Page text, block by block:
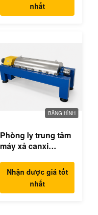
nhất
BĂNG HÌNH
Phòng ly trung tâm
máy xả canxi
Nhận được giá tốt
nhất